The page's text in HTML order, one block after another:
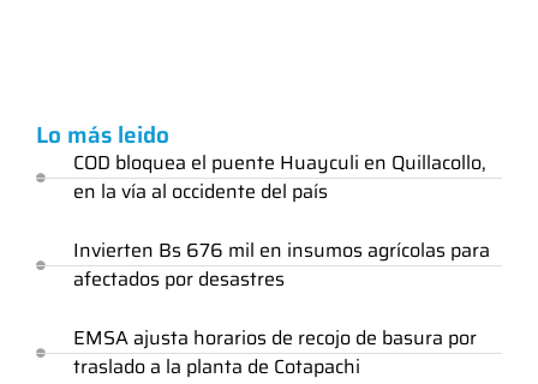
Lo más leido
COD bloquea el puente Huayculi en Quillacollo,
en la vía al occidente del país
Invierten Bs 676 mil en insumos agrícolas para
afectados por desastres
EMSA ajusta horarios de recojo de basura por
traslado a la planta de Cotapachi